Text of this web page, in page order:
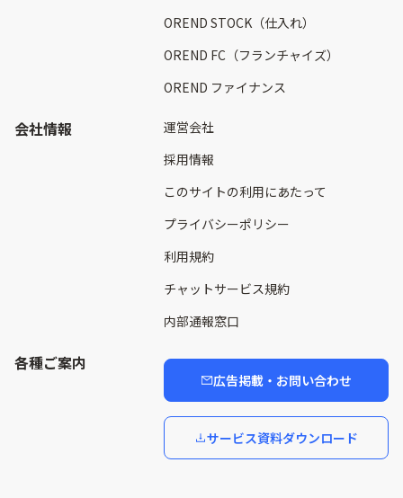
OREND STOCK（仕入れ）
OREND FC（フランチャイズ）
OREND ファイナンス
会社情報
運営会社
採用情報
このサイトの利用にあたって
プライバシーポリシー
利用規約
チャットサービス規約
内部通報窓口
各種ご案内
広告掲載・お問い合わせ
サービス資料ダウンロード